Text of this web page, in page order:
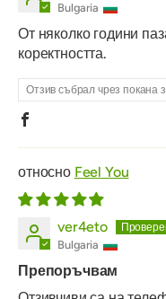
Bulgaria
От няколко години
коректността.
Отзив събрал чрез покана
Feel You
ver4eto
Bulgaria
Препоръчвам